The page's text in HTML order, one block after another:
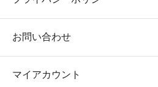
お問い合わせ
マイアカウント